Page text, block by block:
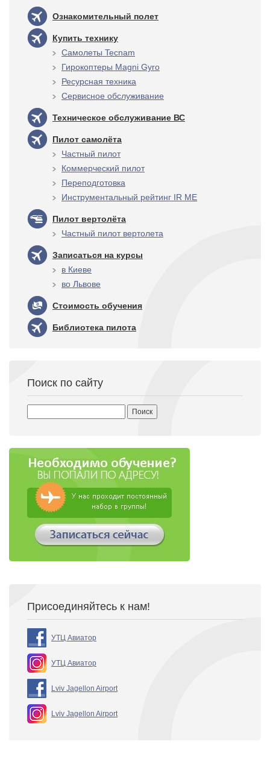
Ознакомительный полет
Купить технику
Самолеты Tecnam
Гирокоптеры Magni Gyro
Ресурсная техника
Сервисное обслуживание
Техническое обслуживание ВС
Пилот самолёта
Частный пилот
Коммерческий пилот
Переподготовка
Инструментальный рейтинг IR ME
Пилот вертолёта
Частный пилот вертолета
Записаться на курсы
в Киеве
во Львове
Стоимость обучения
Библиотека пилота
Поиск по сайту
Присоединяйтесь к нам!
УТЦ Авиатор
УТЦ Авиатор
Lviv Jagellon Airport
Lviv Jagellon Airport